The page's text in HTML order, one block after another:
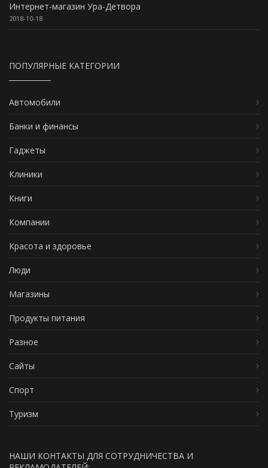
Интернет-магазин Ура-Детвора
2018-10-18
ПОПУЛЯРНЫЕ КАТЕГОРИИ
Автомобили
Банки и финансы
Гаджеты
Клиники
Книги
Компании
Красота и здоровье
Люди
Магазины
Продукты питания
Разное
Сайты
Спорт
Туризм
НАШИ КОНТАКТЫ ДЛЯ СОТРУДНИЧЕСТВА И